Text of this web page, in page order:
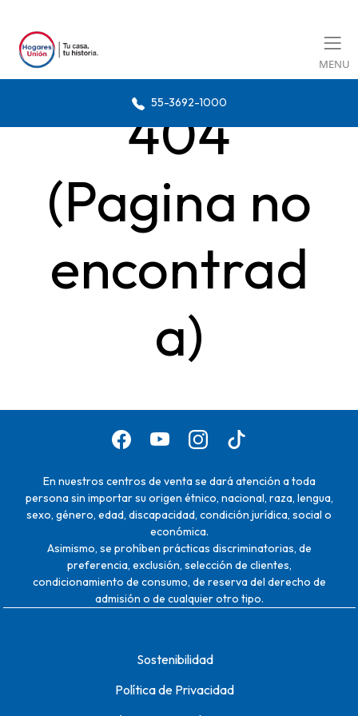
MENU
55-3692-1000
404
(Pagina no
encontrad
a)
En nuestros centros de venta se dará atención a toda
persona sin importar su origen étnico, nacional, raza, lengua,
sexo, género, edad, discapacidad, condición jurídica, social o
económica.
Asimismo, se prohíben prácticas discriminatorias, de
preferencia, exclusión, selección de clientes,
condicionamiento de consumo, de reserva del derecho de
admisión o de cualquier otro tipo.
Sostenibilidad
Política de Privacidad